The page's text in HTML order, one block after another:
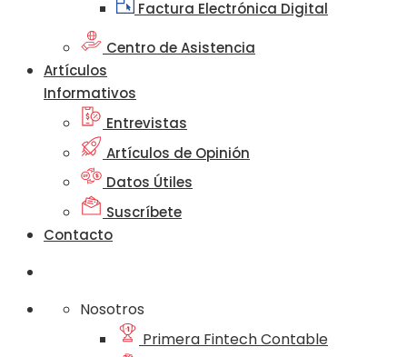
Factura Electrónica Digital
Centro de Asistencia
Artículos
Informativos
Entrevistas
Artículos de Opinión
Datos Útiles
Suscríbete
Contacto
Nosotros
Primera Fintech Contable